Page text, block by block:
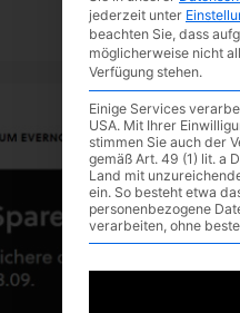
jederzeit unter
beachten Sie, dass
möglicherweise nicht
Verfügung stehen.
Einige Services
USA. Mit Ihrer
stimmen Sie auch der
gemäß Art. 49 (1) lit. a
Land mit
ein. So besteht etwa
personenbezogene
verarbeiten, ohne